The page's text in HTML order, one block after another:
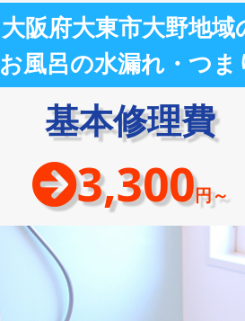
大阪府大東市大野地域
お風呂の水漏れ・つま
基本修理費
3,300円～